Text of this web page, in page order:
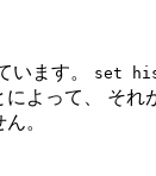
います。 set
よって、 そ
。